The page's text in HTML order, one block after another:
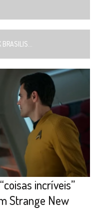
BRASILIS...
incríveis”
Strange New